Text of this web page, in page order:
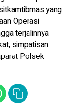
yang
Operasi
terjalinnya
simpatisan
Polsek